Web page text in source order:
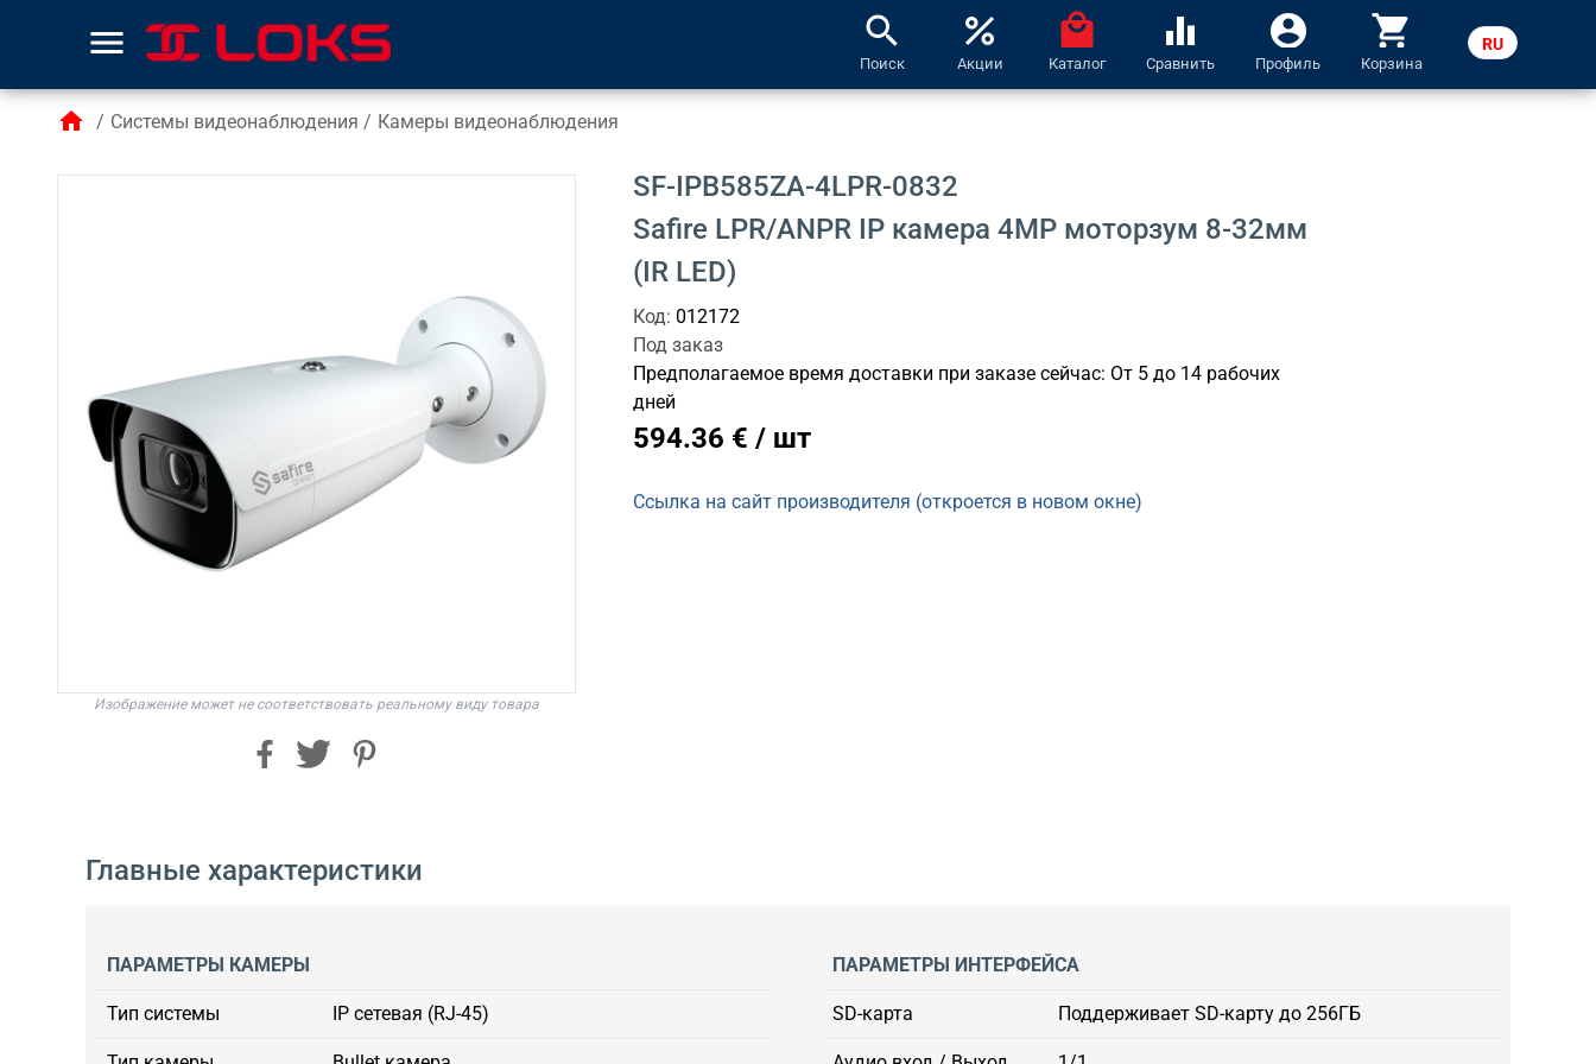
menu search
Поиск
percent
Акции
local_mall
Каталог
equalizer
Сравнить
account_circle
Профиль
shopping_cart
Корзина
RU
home / Системы видеонаблюдения / Камеры видеонаблюдения
Изображение может не соответствовать реальному виду товара
SF-IPB585ZA-4LPR-0832
Safire LPR/ANPR IP камера 4MP моторзум 8-32мм
(IR LED)
Код: 012172
Под заказ
Предполагаемое время доставки при заказе сейчас: От 5 до 14 рабочих
дней
594.36 € / шт
Ссылка на сайт производителя (откроется в новом окне)
Главные характеристики
ПАРАМЕТРЫ КАМЕРЫ
Тип системы IP сетевая (RJ-45)
ПАРАМЕТРЫ ИНТЕРФЕЙСА
SD-карта Поддерживает SD-карту до 256ГБ